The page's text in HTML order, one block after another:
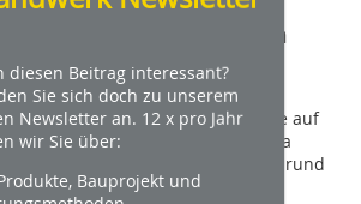
diesen Beitrag interessant?
Sie sich doch zu unserem
Newsletter an. 12 x pro Jahr
wir Sie über:
Bauprojekt und
zukunftsfähig machen
diesem Motto stand der 25.
Informationstag im
Kloster Schöntal, zu dem die auf
spezialisierte Firma
Bau eingeladen hatte. Zu den rund
Gästen...